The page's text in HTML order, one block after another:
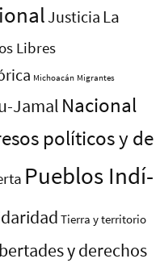
Justicia La
Libres
Michoacán Migrantes
Jamal Nacional
polí­ticos y de
Pueblos Indí­
Tierra y territorio
y derechos